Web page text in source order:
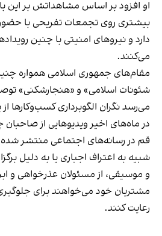
او افزود بر اساس مشاهداتش بر
بیشتری روی تجمعات تفریحی با
دارد و نیروهای امنیتی با چنین
می‌کنند.
مقام‌های جمهوری اسلامی همواره
شئونات اسلامی» و «هنجارشکنی»
می‌رسد نگران الگوبرداری کسب‌وکارها از
در ماه‌های اخیر ویدیوهایی از صاحبان
قم در رسانه‌های اجتماعی منتشر شده
شبیه به اعتراف اجباری یا به دلیل
و موسیقی، از مسئولان عذرخواهی و
مشتریان خود می‌خواهند برای
رعایت کنند.